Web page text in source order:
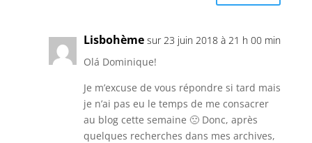
Lisbohème sur 23 juin 2018 à 21 h 00 min
Olá Dominique!
Je m’excuse de vous répondre si tard mais
je n’ai pas eu le temps de me consacrer
au blog cette semaine 🙁 Donc, après
quelques recherches dans mes archives,